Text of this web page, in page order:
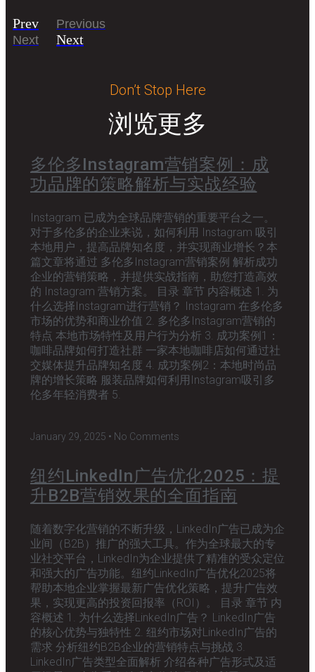
Prev
Previous
Next
Next
Don’t Stop Here
浏览更多
多伦多Instagram营销案例：成
功品牌的策略解析与实战经验
Instagram 已成为全球品牌营销的重要平台之一。
对于多伦多的企业来说，如何利用 Instagram 吸引
本地用户，提高品牌知名度，并实现商业增长？本
篇文章将通过 多伦多Instagram营销案例 解析成功
企业的营销策略，并提供实战指南，助您打造高效
的 Instagram 营销方案。 目录 章节 内容概述 1. 为
什么选择Instagram进行营销？ Instagram 在多伦多
市场的优势和商业价值 2. 多伦多Instagram营销的
特点 本地市场特性及用户行为分析 3. 成功案例1：
咖啡品牌如何打造社群 一家本地咖啡店如何通过社
交媒体提升品牌知名度 4. 成功案例2：本地时尚品
牌的增长策略 服装品牌如何利用Instagram吸引多
伦多年轻消费者 5.
January 29, 2025 No Comments
纽约LinkedIn广告优化2025：提
升B2B营销效果的全面指南
随着数字化营销的不断升级，LinkedIn广告已成为企
业间（B2B）推广的强大工具。作为全球最大的专
业社交平台，LinkedIn为企业提供了精准的受众定位
和强大的广告功能。纽约LinkedIn广告优化2025将
帮助本地企业掌握最新广告优化策略，提升广告效
果，实现更高的投资回报率（ROI）。 目录 章节 内
容概述 1. 为什么选择LinkedIn广告？ LinkedIn广告
的核心优势与独特性 2. 纽约市场对LinkedIn广告的
需求 分析纽约B2B企业的营销特点与挑战 3.
LinkedIn广告类型全面解析 介绍各种广告形式及适